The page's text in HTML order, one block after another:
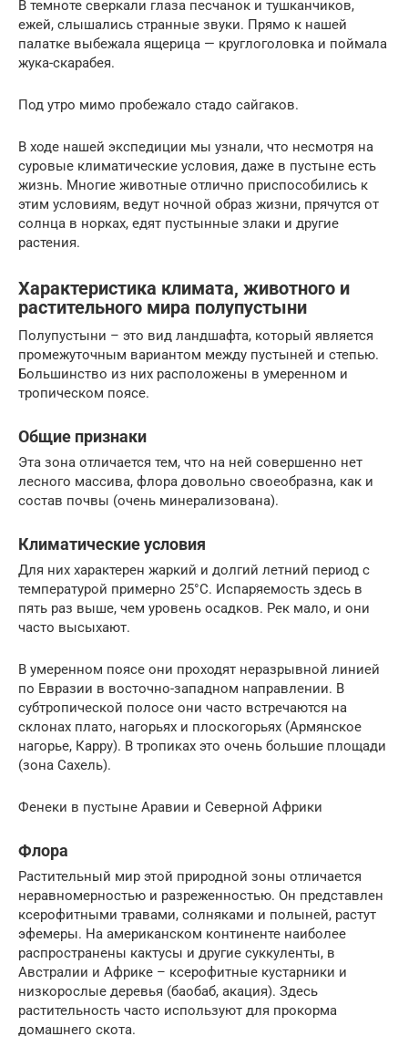
В темноте сверкали глаза песчанок и тушканчиков,
ежей, слышались странные звуки. Прямо к нашей
палатке выбежала ящерица — круглоголовка и поймала
жука-скарабея.
Под утро мимо пробежало стадо сайгаков.
В ходе нашей экспедиции мы узнали, что несмотря на
суровые климатические условия, даже в пустыне есть
жизнь. Многие животные отлично приспособились к
этим условиям, ведут ночной образ жизни, прячутся от
солнца в норках, едят пустынные злаки и другие
растения.
Характеристика климата, животного и
растительного мира полупустыни
Полупустыни – это вид ландшафта, который является
промежуточным вариантом между пустыней и степью.
Большинство из них расположены в умеренном и
тропическом поясе.
Общие признаки
Эта зона отличается тем, что на ней совершенно нет
лесного массива, флора довольно своеобразна, как и
состав почвы (очень минерализована).
Климатические условия
Для них характерен жаркий и долгий летний период с
температурой примерно 25°С. Испаряемость здесь в
пять раз выше, чем уровень осадков. Рек мало, и они
часто высыхают.
В умеренном поясе они проходят неразрывной линией
по Евразии в восточно-западном направлении. В
субтропической полосе они часто встречаются на
склонах плато, нагорьях и плоскогорьях (Армянское
нагорье, Карру). В тропиках это очень большие площади
(зона Сахель).
Фенеки в пустыне Аравии и Северной Африки
Флора
Растительный мир этой природной зоны отличается
неравномерностью и разреженностью. Он представлен
ксерофитными травами, солняками и полыней, растут
эфемеры. На американском континенте наиболее
распространены кактусы и другие суккуленты, в
Австралии и Африке – ксерофитные кустарники и
низкорослые деревья (баобаб, акация). Здесь
растительность часто используют для прокорма
домашнего скота.